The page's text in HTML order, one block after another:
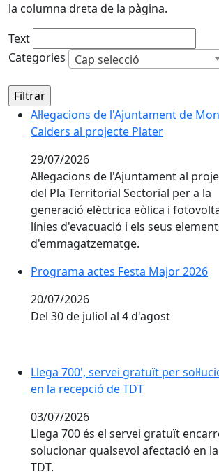
la columna dreta de la pàgina.
Text
Categories
Cap selecció
Al·legacions de l'Ajuntament de
Calders al projecte Plater
29/07/2026
Al·legacions de l'Ajuntament al
del Pla Territorial Sectorial per a la
generació elèctrica eòlica i
línies d'evacuació i els seus
d'emmagatzematge.
Programa actes Festa Major 2026
Programa actes Festa Major 2026
20/07/2026
Del 30 de juliol al 4 d'agost
Llega 700', servei gratuït per
Llega 700', servei gratuït per
en la recepció de TDT
03/07/2026
Llega 700 és el servei gratuït
solucionar qualsevol afectació en
TDT.